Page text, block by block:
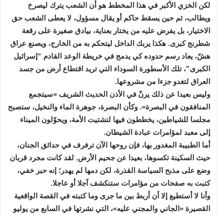
لكن الخزي الأكبر في هذا المخطط هو أن الشعب يترك ليصرخ
ويطالب، ثم حين يسقط حاكم أو يقال مسؤول، لا يعطى الشعب حق
الاختيار، بل يفرض عليه من يختار بعناية، بيادق صغيرة على رقعة
شطرنج كبرى. هكذا يربك الداخل ليتحكم به من الخارج، ويصنع عراق
هشّ، يعاد رسم حدوده كي يدمج في خريطة الوعد القادم “إسرائيل
الكبرى”، تلك الأسطورة السوداء التي تريد اقتطاع أرض من جسد
العراق لتغدو جزءا من مشروعها.
وليس بعيدا عن ذلك يرنّ في الأذن الحديث الشريف «سيتجمع
المنافقون في البصرة». وكأن البصرة، جوهرة الماء والنخيل، ستصبح
مجلسا للشياطين، يخططون فيها لتشتيت الأمة، ويحوّلون الميناء
إلى معبد لمؤامرات عبادة الشيطان.
أما الطبيبة المغدور بها، فإن روحها الآن ترفرف في حدائق الجنان،
حيث السكينة تكسوها، بعيدا عن جحيم الأرض. لقد كانت مجرد قربان
وضع على مذبح السياسة القذرة، لكن دمها لم يهدر؛ إنه حبر خفي،
كتبت به صفحات من مؤامرات ستنكشف آجلا أو عاجلا.
وأنا لا أستطيع إلا أن أربط بين ما جرى وما كتبته في القصة الواقعية
القصيرة «الجاني والمجني عليه»، التي نشرتها في السابع من يوليو